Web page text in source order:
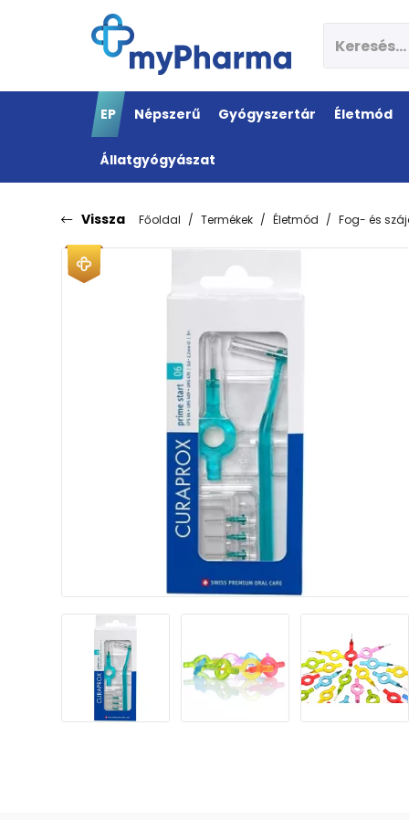
EP Népszerű Gyógyszertár Életmód
Állatgyógyászat
Vissza Főoldal Termékek Életmód Fog- és